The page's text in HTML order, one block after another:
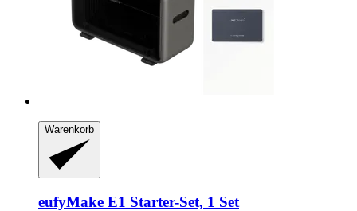
Warenkorb
eufyMake E1 Starter-​Set, 1 Set